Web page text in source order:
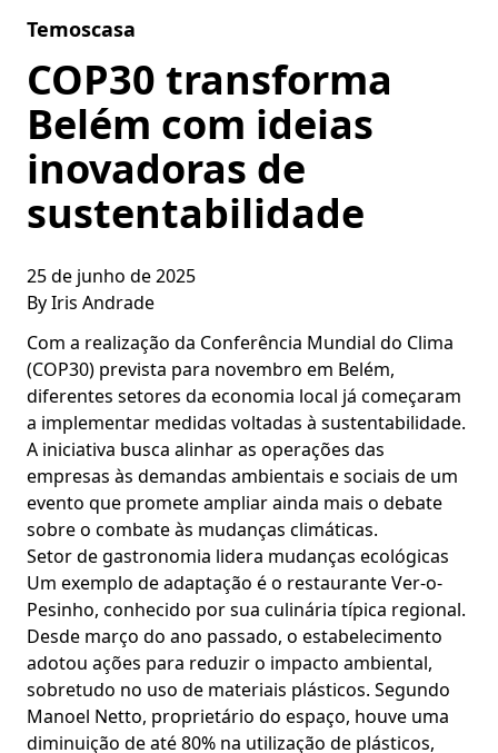
Temoscasa
COP30 transforma
Belém com ideias
inovadoras de
sustentabilidade
25 de junho de 2025
ByIris Andrade
Com a realização da Conferência Mundial do Clima
(COP30) prevista para novembro em Belém,
diferentes setores da economia local já começaram
a implementar medidas voltadas à sustentabilidade.
A iniciativa busca alinhar as operações das
empresas às demandas ambientais e sociais de um
evento que promete ampliar ainda mais o debate
sobre o combate às mudanças climáticas.
Setor de gastronomia lidera mudanças ecológicas
Um exemplo de adaptação é o restaurante Ver-o-
Pesinho, conhecido por sua culinária típica regional.
Desde março do ano passado, o estabelecimento
adotou ações para reduzir o impacto ambiental,
sobretudo no uso de materiais plásticos. Segundo
Manoel Netto, proprietário do espaço, houve uma
diminuição de até 80% na utilização de plásticos,